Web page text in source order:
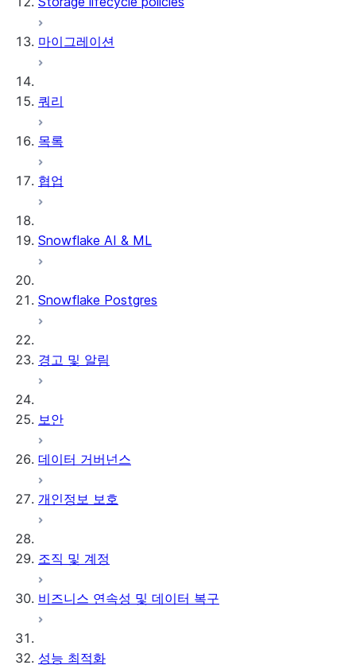
Apache Iceberg™ 테이블
동적 테이블
마이그레이션
쿼리
목록
협업
Snowflake AI & ML
Snowflake Postgres
경고 및 알림
보안
데이터 거버넌스
개인정보 보호
조직 및 계정
비즈니스 연속성 및 데이터 복구
성능 최적화